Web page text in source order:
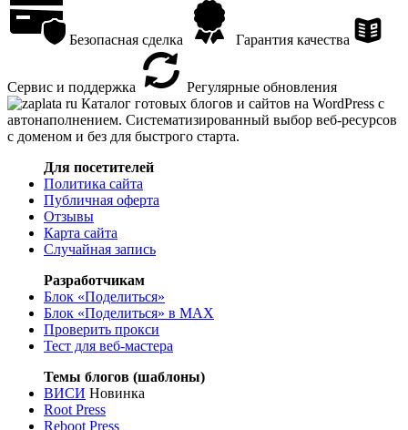
Безопасная сделка Гарантия качества
Сервис и поддержка
Регулярные обновления
Каталог готовых блогов и сайтов на WordPress с
автонаполнением. Систематизированный выбор веб-ресурсов
с доменом и без для быстрого старта.
Для посетителей
Политика сайта
Публичная оферта
Отзывы
Карта сайта
Случайная запись
Разработчикам
Блок «Поделиться»
Блок «Поделиться» в MAX
Проверить прокси
Тест для веб-мастера
Темы блогов (шаблоны)
ВИСИ Новинка
Root Press
Reboot Press